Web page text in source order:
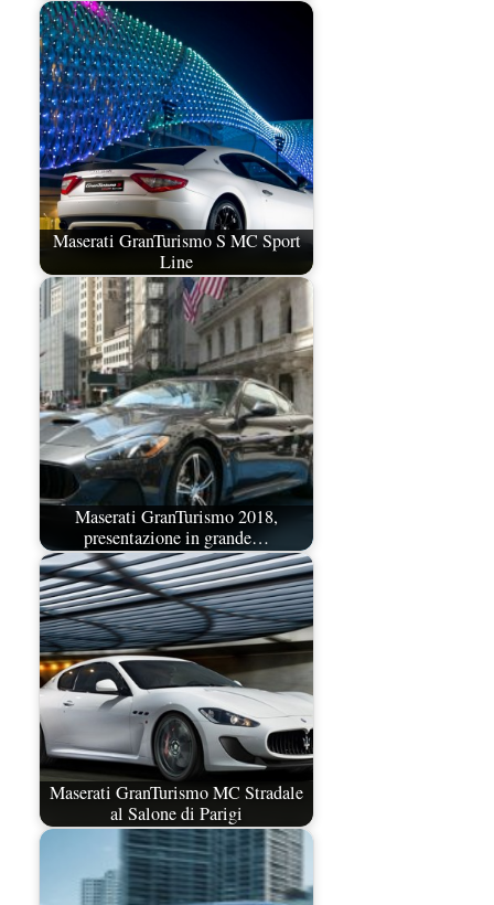
Maserati GranTurismo S MC Sport
Line
Maserati GranTurismo 2018,
presentazione in grande…
Maserati GranTurismo MC Stradale
al Salone di Parigi